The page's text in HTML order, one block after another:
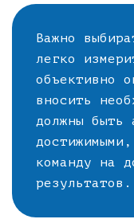
Важно
легко
объективно
вносить
должны быть
команду на
результатов.